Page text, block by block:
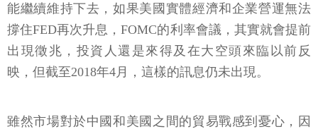
能繼續維持下去，如果美國實體經濟和企業營運無法
撐住FED再次升息，FOMC的利率會議，其實就會提前
出現徵兆，投資人還是來得及在大空頭來臨以前反
映，但截至2018年4月，這樣的訊息仍未出現。
雖然市場對於中國和美國之間的貿易戰感到憂心，因